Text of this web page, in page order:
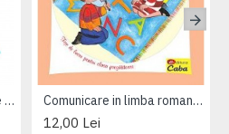
Exercitii grafice - Caiet de lucru pentru clasa pregatitoare Comunicare in limba romana – fise de lucru pentru clasa pregatitoare
12,00 Lei